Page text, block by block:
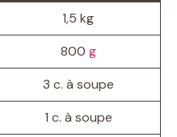
1,5 kg
800 g
3 c. à soupe
1 c. à soupe